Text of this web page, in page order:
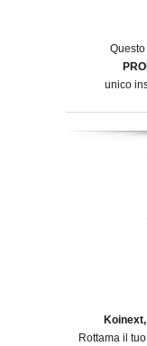
unico
Rottama il